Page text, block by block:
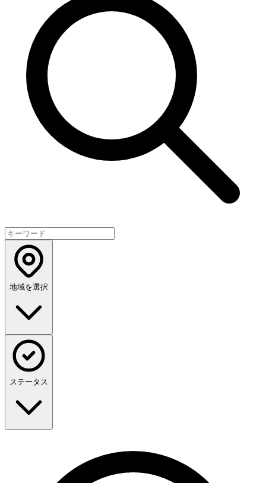
地域を選択
ステータス